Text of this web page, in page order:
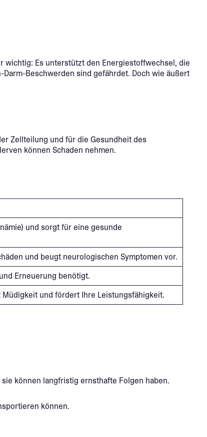
wichtig: Es unterstützt den Energiestoffwechsel, die
Beschwerden sind gefährdet. Doch wie äußert
Zellteilung und für die Gesundheit des
können Schaden nehmen.
und sorgt für eine gesunde
und beugt neurologischen Symptomen vor.
Erneuerung benötigt.
und fördert Ihre Leistungsfähigkeit.
können langfristig ernsthafte Folgen haben.
können.